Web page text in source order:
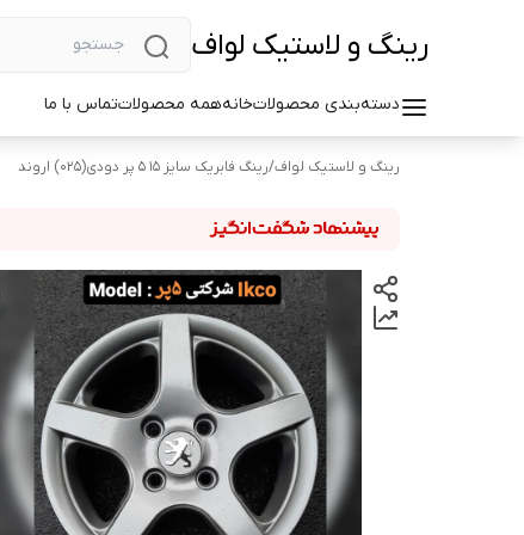
رینگ و لاستیک لواف
دسته‌بندی محصولاتخانههمه محصولاتتماس با ما
رینگ و لاستیک لواف/رینگ فابریک سایز ۱5 ۵ پر دودی(025) اروند